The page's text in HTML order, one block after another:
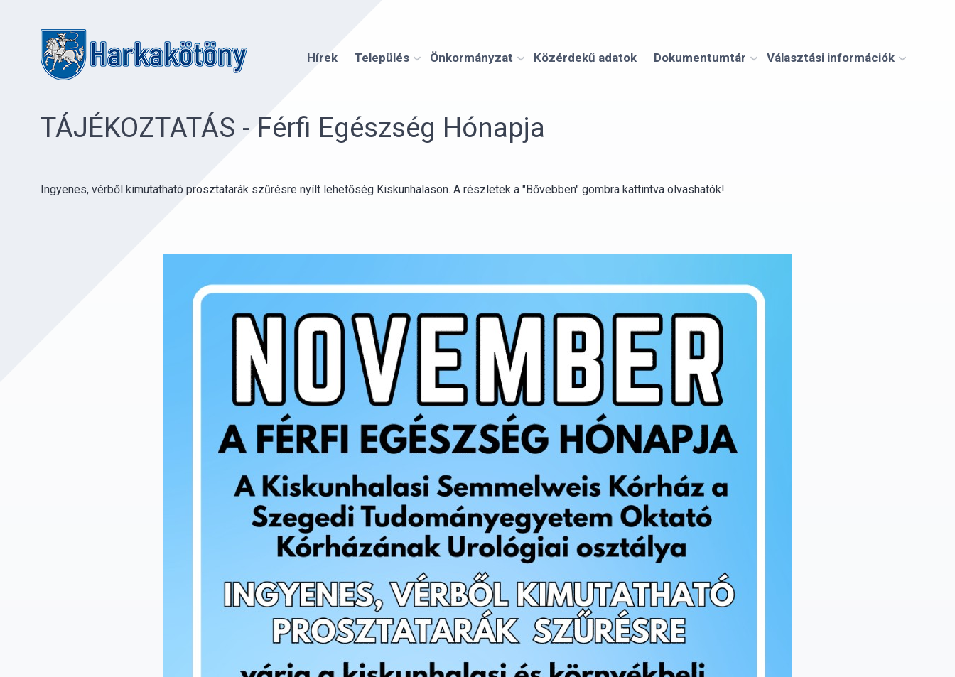
Hírek Település Önkormányzat Közérdekű adatok Dokumentumtár Választási információk
TÁJÉKOZTATÁS - Férfi Egészség Hónapja
Ingyenes, vérből kimutatható prosztatarák szűrésre nyílt lehetőség Kiskunhalason. A részletek a "Bővebben" gombra kattintva olvashatók!